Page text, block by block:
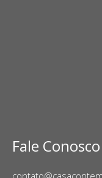
Fale Conosco